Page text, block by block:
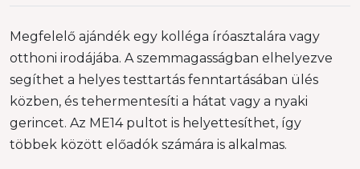
Megfelelő ajándék egy kolléga íróasztalára vagy
otthoni irodájába. A szemmagasságban elhelyezve
segíthet a helyes testtartás fenntartásában ülés
közben, és tehermentesíti a hátat vagy a nyaki
gerincet. Az ME14 pultot is helyettesíthet, így
többek között előadók számára is alkalmas.